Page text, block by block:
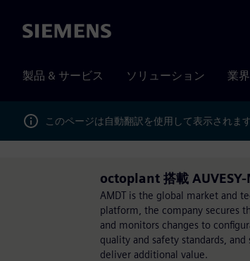
Siemens
製品 & サービス ソリューション 業界
このページは自動翻訳を使用して表示されま
octoplant 搭載 AUVESY-
AMDT is the global market and
platform, the company secures
and monitors changes to
quality and safety standards,
deliver additional value.